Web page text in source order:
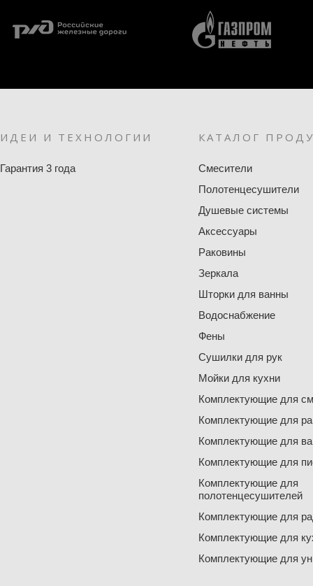
ИДЕИ И ТЕХНОЛОГИИ
Гарантия 3 года
КАТАЛОГ
Смесители
Полотенцесушители
Душевые системы
Аксессуары
Раковины
Зеркала
Шторки для ванны
Водоснабжение
Фены
Сушилки для рук
Мойки для кухни
Комплектующие для
Комплектующие для
Комплектующие для
Комплектующие для
Комплектующие для
полотенцесушителей
Комплектующие для
Комплектующие для
Комплектующие для